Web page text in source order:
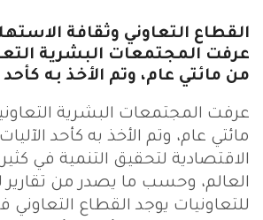
القطاع التعاوني وثقافة
عرفت المجتمعات البشرية
من مائتي عام، وتم الأخذ به كأحد
عرفت المجتمعات البشرية
مائتي عام، وتم الأخذ به كأحد
الاقتصادية لتحقيق التنمية في
العالم، وحسب ما يصدر من تقارير
للتعاونيات يوجد القطاع التعاوني